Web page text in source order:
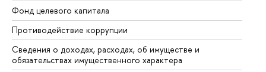
Фонд целевого капитала
Противодействие коррупции
Сведения о доходах, расходах, об имуществе и
обязательствах имущественного характера